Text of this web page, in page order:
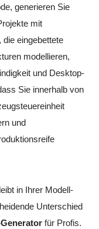
generieren Sie
mit
eingebettete
modellieren,
und Desktop-
Sie innerhalb von
und
in Ihrer Modell-
Unterschied
für Profis.